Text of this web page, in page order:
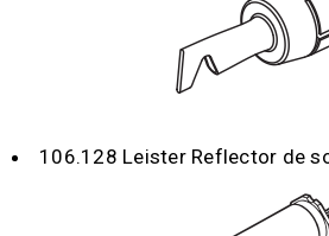
106.128 Leister Reflector de